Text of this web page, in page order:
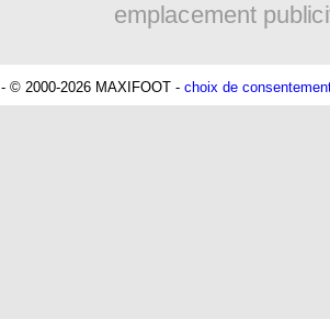
emplacement
- © 2000-2026 MAXIFOOT - choix de